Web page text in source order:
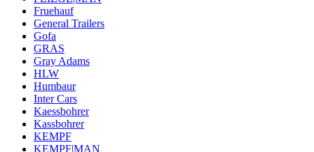
Fruehauf
General Trailers
Gofa
GRAS
Gray Adams
HLW
Humbaur
Inter Cars
Kaessbohrer
Kassbohrer
KEMPF
KEMPF|MAN